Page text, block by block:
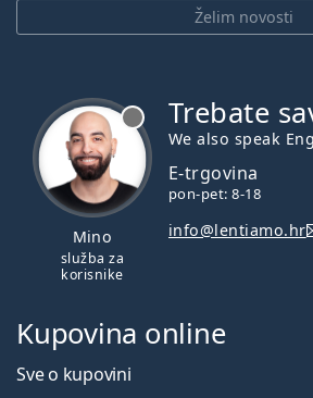
Želim novosti
Mino
služba za
korisnike
Trebate
We also speak
E-trgovina
pon-pet: 8-18
info@lentiamo.hr
Kupovina online
Sve o kupovini